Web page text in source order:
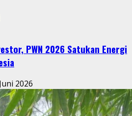
PWN 2026 Satukan Energi
2026